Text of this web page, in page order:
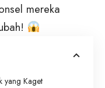
mereka
yang Kaget